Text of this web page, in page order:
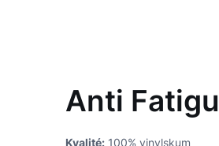
Anti
Kvalité:100% vinylskum